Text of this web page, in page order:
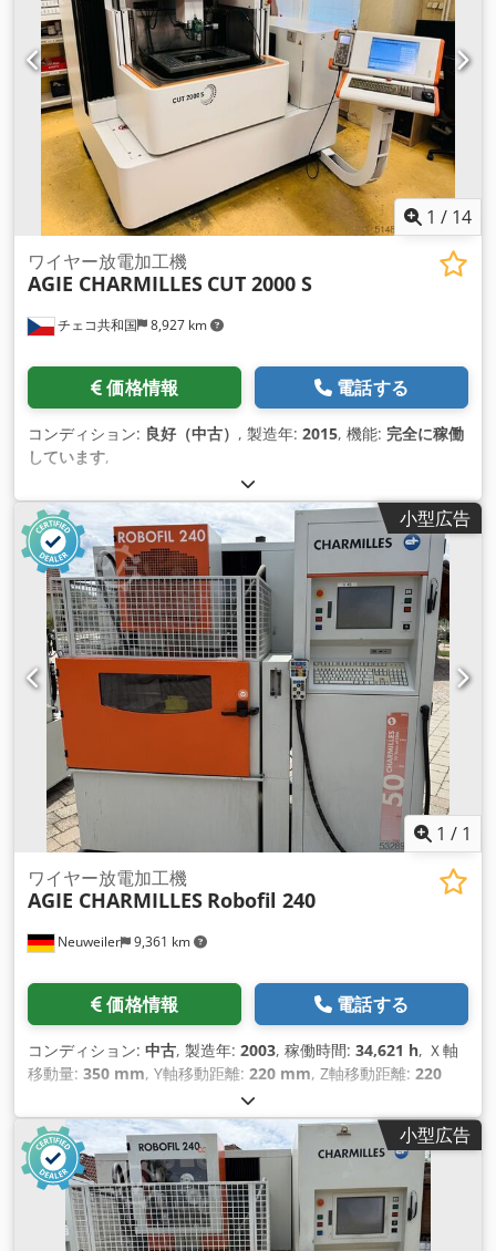
1 / 14
チェコ共和国 8,927 km
ワイヤー放電加工機
AGIE CHARMILLES CUT 2000 S
価格情報 電話する
コンディション: 良好（中古） , 製造年: 2015, 機能: 完全に稼働
しています,
小型広告
1 / 1
Neuweiler 9,361 km
ワイヤー放電加工機
AGIE CHARMILLES Robofil 240
価格情報 電話する
コンディション: 中古, 製造年: 2003, 稼働時間: 34,621 h, Ｘ軸
移動量: 350 mm, Y軸移動距離: 220 mm, Z軸移動距離: 220
小型広告